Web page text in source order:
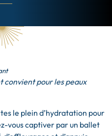
convient pour les peaux
le plein d’hydratation pour
vous captiver par un ballet